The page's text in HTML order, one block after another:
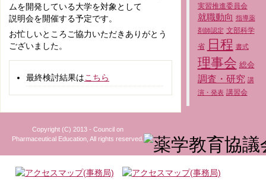
ムを開発している大学を対象として
説明会を開催する予定です。
お忙しいところご協力いただきありがとう
ございました。
最終検討結果はこちら
実習推進委員会
就職動向 指導薬
剤師認定 文部科学
省
日程 書式
理事会 総会
調査・研究 講
演・発表 講習会
Copyright (C) 2013 - Council on
Pharmaceutical Education, All rights reserved.